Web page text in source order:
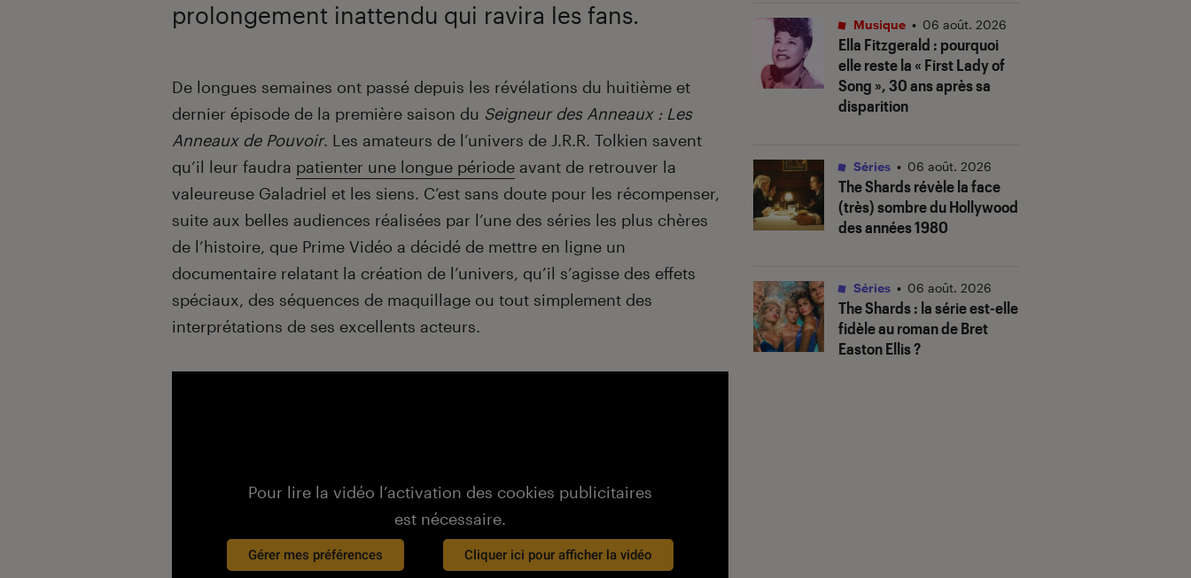
prolongement inattendu qui ravira les fans.
Introduction
De longues semaines ont passé depuis les révélations du huitième et
dernier épisode de la première saison du Seigneur des Anneaux : Les
Anneaux de Pouvoir. Les amateurs de l’univers de J.R.R. Tolkien savent
qu’il leur faudra patienter une longue période avant de retrouver la
valeureuse Galadriel et les siens. C’est sans doute pour les récompenser,
suite aux belles audiences réalisées par l’une des séries les plus chères
de l’histoire, que Prime Vidéo a décidé de mettre en ligne un
documentaire relatant la création de l’univers, qu’il s’agisse des effets
spéciaux, des séquences de maquillage ou tout simplement des
interprétations de ses excellents acteurs.
Pour lire la vidéo l’activation des cookies publicitaires
est nécessaire.
Gérer mes préférences Cliquer ici pour afficher la vidéo
Ella Fitzgerald : pourquoi
elle reste la « First Lady of
Song », 30 ans après sa
disparition
Musique • 06 août. 2026
The Shardsrévèle la face
(très) sombre du Hollywood
des années 1980
Séries • 06 août. 2026
The Shards: la série est-elle
fidèle au roman de Bret
Easton Ellis ?
Séries • 06 août. 2026